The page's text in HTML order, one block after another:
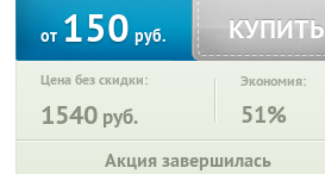
от150руб. КУПИТЬ
Цена без скидки:
1540 руб.
Экономия:
51%
Акция завершилась